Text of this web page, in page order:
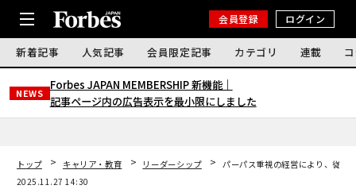
会員登録 ログイン
新着記事 人気記事 会員限定記事 カテゴリ 連載
NEWS
Forbes JAPAN MEMBERSHIP 新機能｜
記事ページ内の広告表示を最小限にしました
トップ キャリア・教育 リーダーシップ
パーパス重視の経営により、従業
2025.11.27 14:30